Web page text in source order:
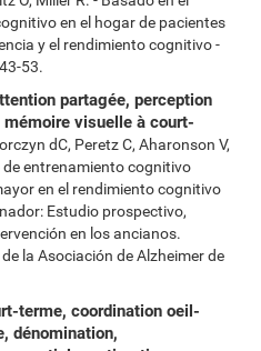
en el hogar de pacientes
y el rendimiento cognitivo -
53.
partagée, perception
visuelle à court-
dC, Peretz C, Aharonson V,
entrenamiento cognitivo
en el rendimiento cognitivo
Estudio prospectivo,
en los ancianos.
la Asociación de Alzheimer de
terme, coordination oeil-
dénomination,